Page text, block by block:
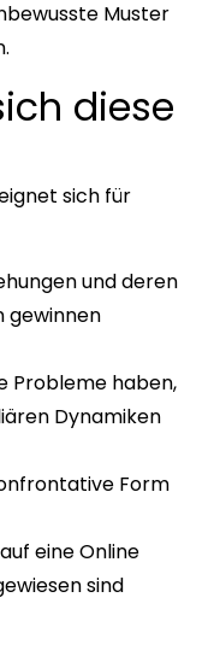
Muster
diese
sich für
und deren
gewinnen
Probleme haben,
Dynamiken
Form
eine Online
sind